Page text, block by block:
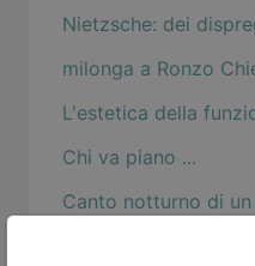
Nietzsche: dei
milonga a Ronzo
L'estetica della
Chi va piano ...
Canto notturno di